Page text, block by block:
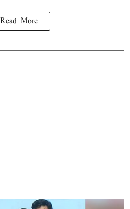
Read More